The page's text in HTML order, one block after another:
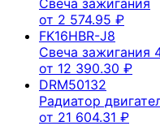
от 2 574.95 ₽
FK16HBR-J8
Свеча зажигания
от 12 390.30 ₽
DRM50132
Радиатор
от 21 604.31 ₽